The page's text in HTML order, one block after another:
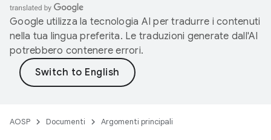
Google utilizza la tecnologia AI per tradurre i contenuti
nella tua lingua preferita. Le traduzioni generate dall'AI
potrebbero contenere errori.
AOSP Documenti Argomenti principali